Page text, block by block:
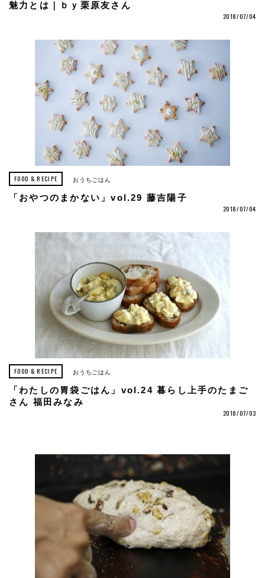
魅力とは｜ｂｙ栗原友さん
2018/07/04
FOOD & RECIPE おうちごはん
「おやつのまかない」vol.29 藤吉陽子
2018/07/04
FOOD & RECIPE おうちごはん
「わたしの胃袋ごはん」vol.24 暮らし上手のたまご
さん 福田みなみ
2018/07/03